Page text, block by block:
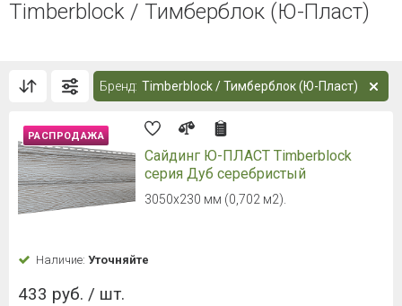
Timberblock / Тимберблок (Ю-Пласт)
Бренд: Timberblock / Тимберблок (Ю-Пласт)
РАСПРОДАЖА
Сайдинг Ю-ПЛАСТ Timberblock
серия Дуб серебристый
3050х230 мм (0,702 м2).
Наличие: Уточняйте
433 руб. / шт.